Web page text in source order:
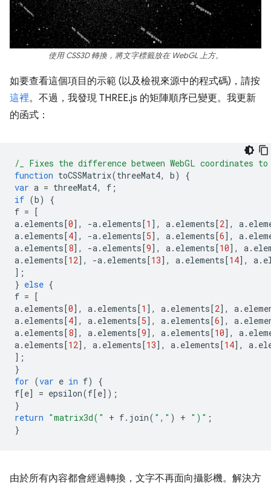
使用 CSS3D 轉換，將文字標籤放在 WebGL 上方。
如要查看這個項目的示範 (以及檢視來源中的程式碼)，請按
這裡。不過，我發現 THREE.js 的矩陣順序已變更。我更新
的函式：
/_ Fixes the difference between WebGL coordinates
function toCSSMatrix(threeMat4, b)
{
var a = threeMat4, f ;
if (b)
{
f = [
a. elements[0], -a. elements[1 ], a. elements[2], a.
a. elements[4], -a. elements[5], a. elements[6], a.
a. elements[8], -a. elements[9], a. elements[10], a.
a. elements[12], -a. elements[13], a. elements[14], a.
];
} else {
f = [
a. elements[0], a. elements[1 ], a. elements[2], a.
a. elements[4], a. elements[5], a. elements[6], a.
a. elements[8], a. elements[9], a. elements[10], a.
a. elements[12], a. elements[13], a. elements[14], a.
];
}
for (var e in f)
{
f[e] = epsilon(f[e]);
}
return "matrix3d(" + f. join( "," ) + ")" ;
}
由於所有內容都會經過轉換，文字不再面向攝影機。解決方